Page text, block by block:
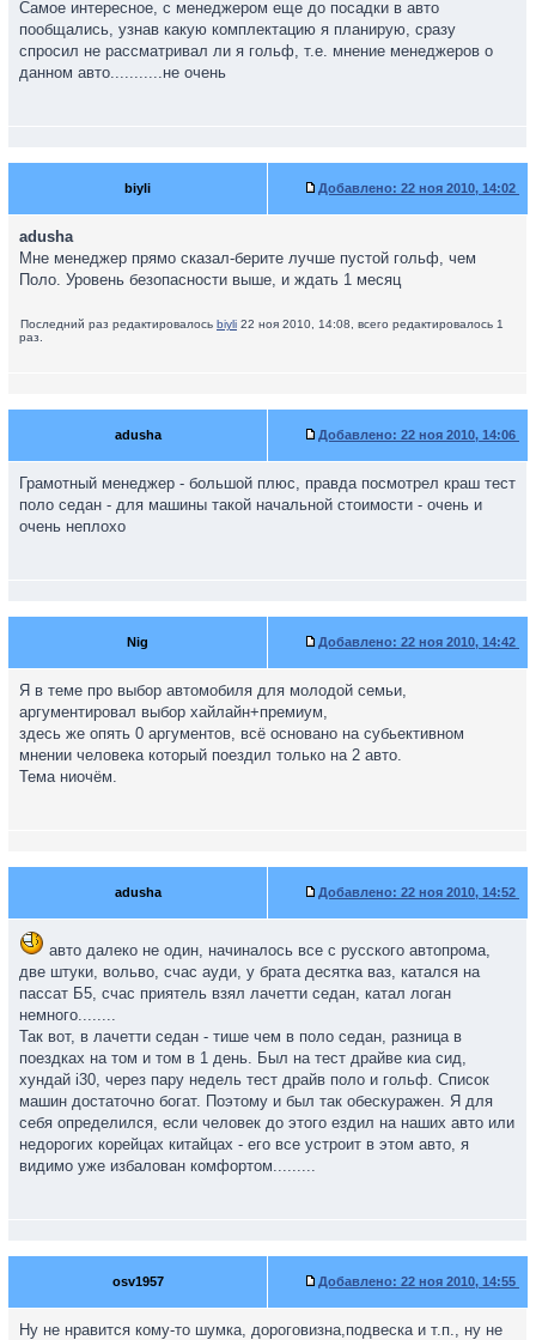
Самое интересное, с менеджером еще до посадки в авто
пообщались, узнав какую комплектацию я планирую, сразу
спросил не рассматривал ли я гольф, т.е. мнение менеджеров о
данном авто...........не очень
biyli Добавлено: 22 ноя 2010, 14:02
adusha
Мне менеджер прямо сказал-берите лучше пустой гольф, чем
Поло. Уровень безопасности выше, и ждать 1 месяц
Последний раз редактировалось biyli 22 ноя 2010, 14:08, всего редактировалось 1
раз.
adusha Добавлено: 22 ноя 2010, 14:06
Грамотный менеджер - большой плюс, правда посмотрел краш тест
поло седан - для машины такой начальной стоимости - очень и
очень неплохо
Nig Добавлено: 22 ноя 2010, 14:42
Я в теме про выбор автомобиля для молодой семьи,
аргументировал выбор хайлайн+премиум,
здесь же опять 0 аргументов, всё основано на субьективном
мнении человека который поездил только на 2 авто.
Тема ниочём.
adusha Добавлено: 22 ноя 2010, 14:52
авто далеко не один, начиналось все с русского автопрома,
две штуки, вольво, счас ауди, у брата десятка ваз, катался на
пассат Б5, счас приятель взял лачетти седан, катал логан
немного........
Так вот, в лачетти седан - тише чем в поло седан, разница в
поездках на том и том в 1 день. Был на тест драйве киа сид,
хундай i30, через пару недель тест драйв поло и гольф. Список
машин достаточно богат. Поэтому и был так обескуражен. Я для
себя определился, если человек до этого ездил на наших авто или
недорогих корейцах китайцах - его все устроит в этом авто, я
видимо уже избалован комфортом.........
osv1957 Добавлено: 22 ноя 2010, 14:55
Ну не нравится кому-то шумка, дороговизна,подвеска и т.п., ну не